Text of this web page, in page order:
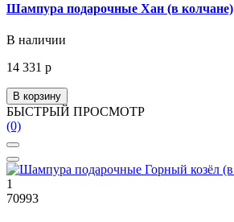
Шампура подарочные Хан (в колчане)
В наличии
14 331 р
В корзину
БЫСТРЫЙ ПРОСМОТР
(0)
1
70993